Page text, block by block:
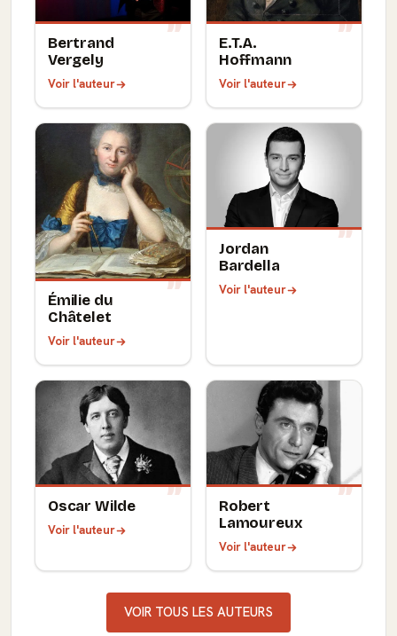
Bertrand
Vergely
Voir l'auteur
E.T.A.
Hoffmann
Voir l'auteur
Émilie du
Châtelet
Voir l'auteur
Jordan
Bardella
Voir l'auteur
Oscar Wilde
Voir l'auteur
Robert
Lamoureux
Voir l'auteur
VOIR TOUS LES AUTEURS